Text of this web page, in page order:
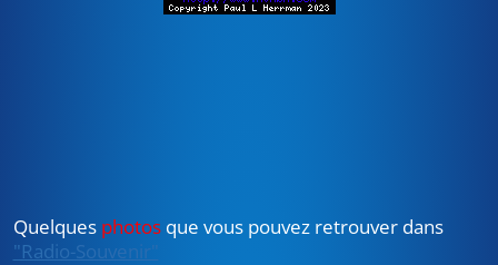
Quelques photosque vous pouvez retrouver dans
"Radio-Souvenir"